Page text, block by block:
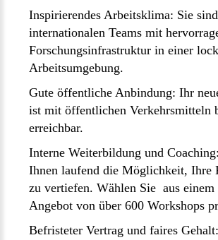
Inspirierendes Arbeitsklima: Sie
internationalen Teams mit
Forschungsinfrastruktur in einer
Arbeitsumgebung.
Gute öffentliche Anbindung: Ihr
ist mit öffentlichen Verkehrsmitteln
erreichbar.
Interne Weiterbildung und
Ihnen laufend die Möglichkeit, Ihre
zu vertiefen. Wählen Sie aus einem
Angebot von über 600 Workshops
Befristeter Vertrag und faires